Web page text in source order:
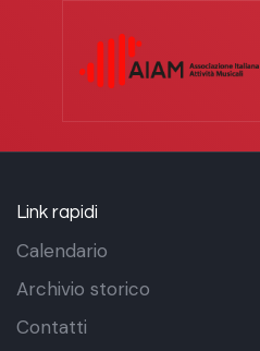
Link rapidi
Calendario
Archivio storico
Contatti